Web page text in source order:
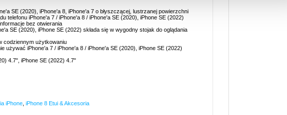
SE (2020), iPhone'a 8, iPhone'a 7 o błyszczącej, lustrzanej powierzchni
telefonu iPhone'a 7 / iPhone'a 8 / iPhone'a SE (2020), iPhone SE (2022)
bez otwierania
SE (2020), iPhone SE (2022) składa się w wygodny stojak do oglądania
codziennym użytkowaniu
iPhone'a 7 / iPhone'a 8 / iPhone'a SE (2020), iPhone SE (2022)
4.7", iPhone SE (2022) 4.7"
iPhone iPhone 8 Etui & Akcesoria